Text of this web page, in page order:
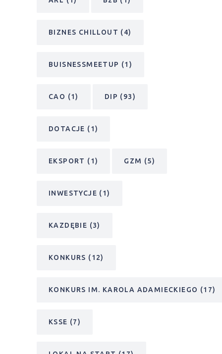
BIZNES CHILLOUT (4)
BUISNESSMEETUP (1)
CAO (1) DIP (93)
DOTACJE (1)
EKSPORT (1) GZM (5)
INWESTYCJE (1)
KAZDĘBIE (3)
KONKURS (12)
KONKURS IM. KAROLA ADAMIECKIEGO (17)
KSSE (7)